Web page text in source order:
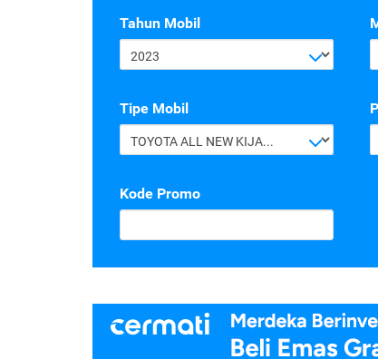
Tahun Mobil
2023
Tipe Mobil
TOYOTA ALL NEW KIJANG INNOVA G 2.4 A/T DIESEL
Kode Promo